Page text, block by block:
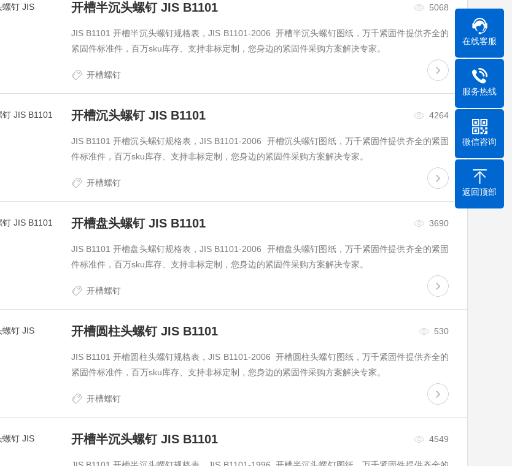
开槽半沉头螺钉 JIS B1101 5068
JIS B1101 开槽半沉头螺钉规格表，JIS B1101-2006 开槽半沉头螺钉图纸，万千紧固件提供齐全的
紧固件标准件，百万sku库存、支持非标定制，您身边的紧固件采购方案解决专家。
开槽螺钉
开槽沉头螺钉 JIS B1101 4264
JIS B1101 开槽沉头螺钉规格表，JIS B1101-2006 开槽沉头螺钉图纸，万千紧固件提供齐全的紧固
件标准件，百万sku库存、支持非标定制，您身边的紧固件采购方案解决专家。
开槽螺钉
开槽盘头螺钉 JIS B1101 3690
JIS B1101 开槽盘头螺钉规格表，JIS B1101-2006 开槽盘头螺钉图纸，万千紧固件提供齐全的紧固
件标准件，百万sku库存、支持非标定制，您身边的紧固件采购方案解决专家。
开槽螺钉
开槽圆柱头螺钉 JIS B1101 530
JIS B1101 开槽圆柱头螺钉规格表，JIS B1101-2006 开槽圆柱头螺钉图纸，万千紧固件提供齐全的
紧固件标准件，百万sku库存、支持非标定制，您身边的紧固件采购方案解决专家。
开槽螺钉
开槽半沉头螺钉 JIS B1101 4549
在线客服
服务热线
微信咨询
返回顶部